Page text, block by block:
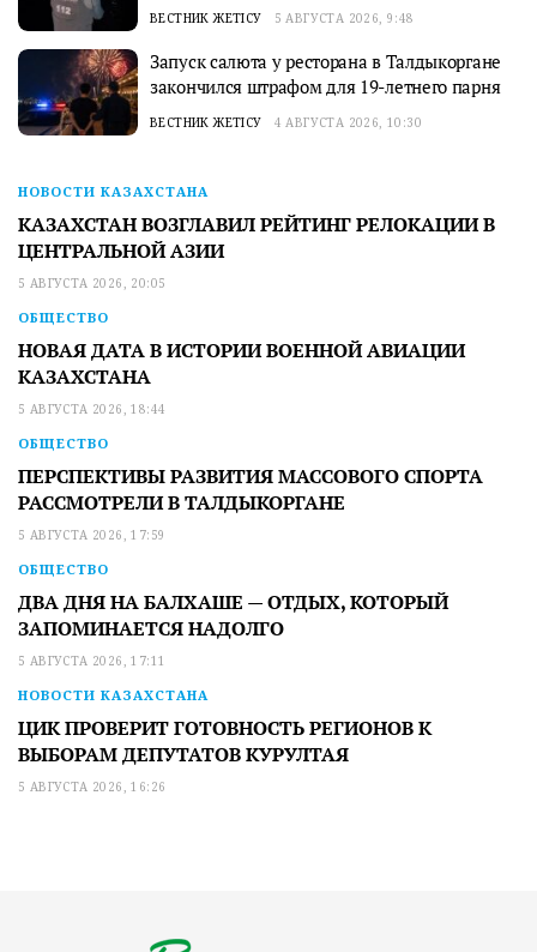
ВЕСТНИК ЖЕТІСУ 5 АВГУСТА 2026, 9:48
Запуск салюта у ресторана в Талдыкоргане
закончился штрафом для 19-летнего парня
ВЕСТНИК ЖЕТІСУ 4 АВГУСТА 2026, 10:30
НОВОСТИ КАЗАХСТАНА
КАЗАХСТАН ВОЗГЛАВИЛ РЕЙТИНГ РЕЛОКАЦИИ В
ЦЕНТРАЛЬНОЙ АЗИИ
5 АВГУСТА 2026, 20:05
ОБЩЕСТВО
НОВАЯ ДАТА В ИСТОРИИ ВОЕННОЙ АВИАЦИИ
КАЗАХСТАНА
5 АВГУСТА 2026, 18:44
ОБЩЕСТВО
ПЕРСПЕКТИВЫ РАЗВИТИЯ МАССОВОГО СПОРТА
РАССМОТРЕЛИ В ТАЛДЫКОРГАНЕ
5 АВГУСТА 2026, 17:59
ОБЩЕСТВО
ДВА ДНЯ НА БАЛХАШЕ — ОТДЫХ, КОТОРЫЙ
ЗАПОМИНАЕТСЯ НАДОЛГО
5 АВГУСТА 2026, 17:11
НОВОСТИ КАЗАХСТАНА
ЦИК ПРОВЕРИТ ГОТОВНОСТЬ РЕГИОНОВ К
ВЫБОРАМ ДЕПУТАТОВ КУРУЛТАЯ
5 АВГУСТА 2026, 16:26